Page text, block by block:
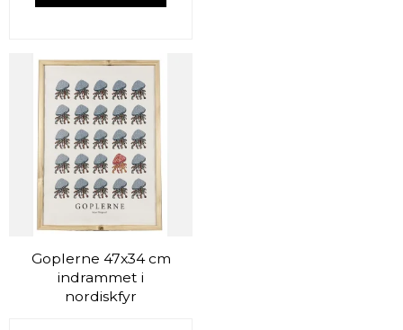
Goplerne 47x34 cm
indrammet i
nordiskfyr